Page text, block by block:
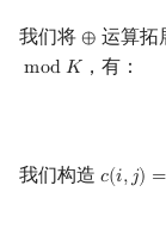
我们将 ⊕
⊕ 运算拓
mod𝐾
modK ，有：
我们构造 𝑐(𝑖,𝑗) =
c(i,j)= ωK